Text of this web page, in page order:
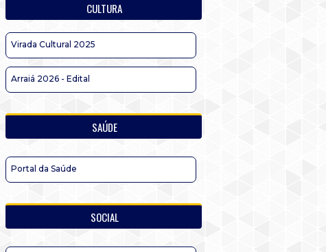
CULTURA
Virada Cultural 2025
Arraiá 2026 - Edital
SAÚDE
Portal da Saúde
SOCIAL